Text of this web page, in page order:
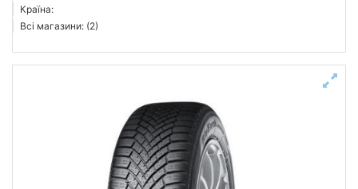
Країна:
Всі магазини: (2)